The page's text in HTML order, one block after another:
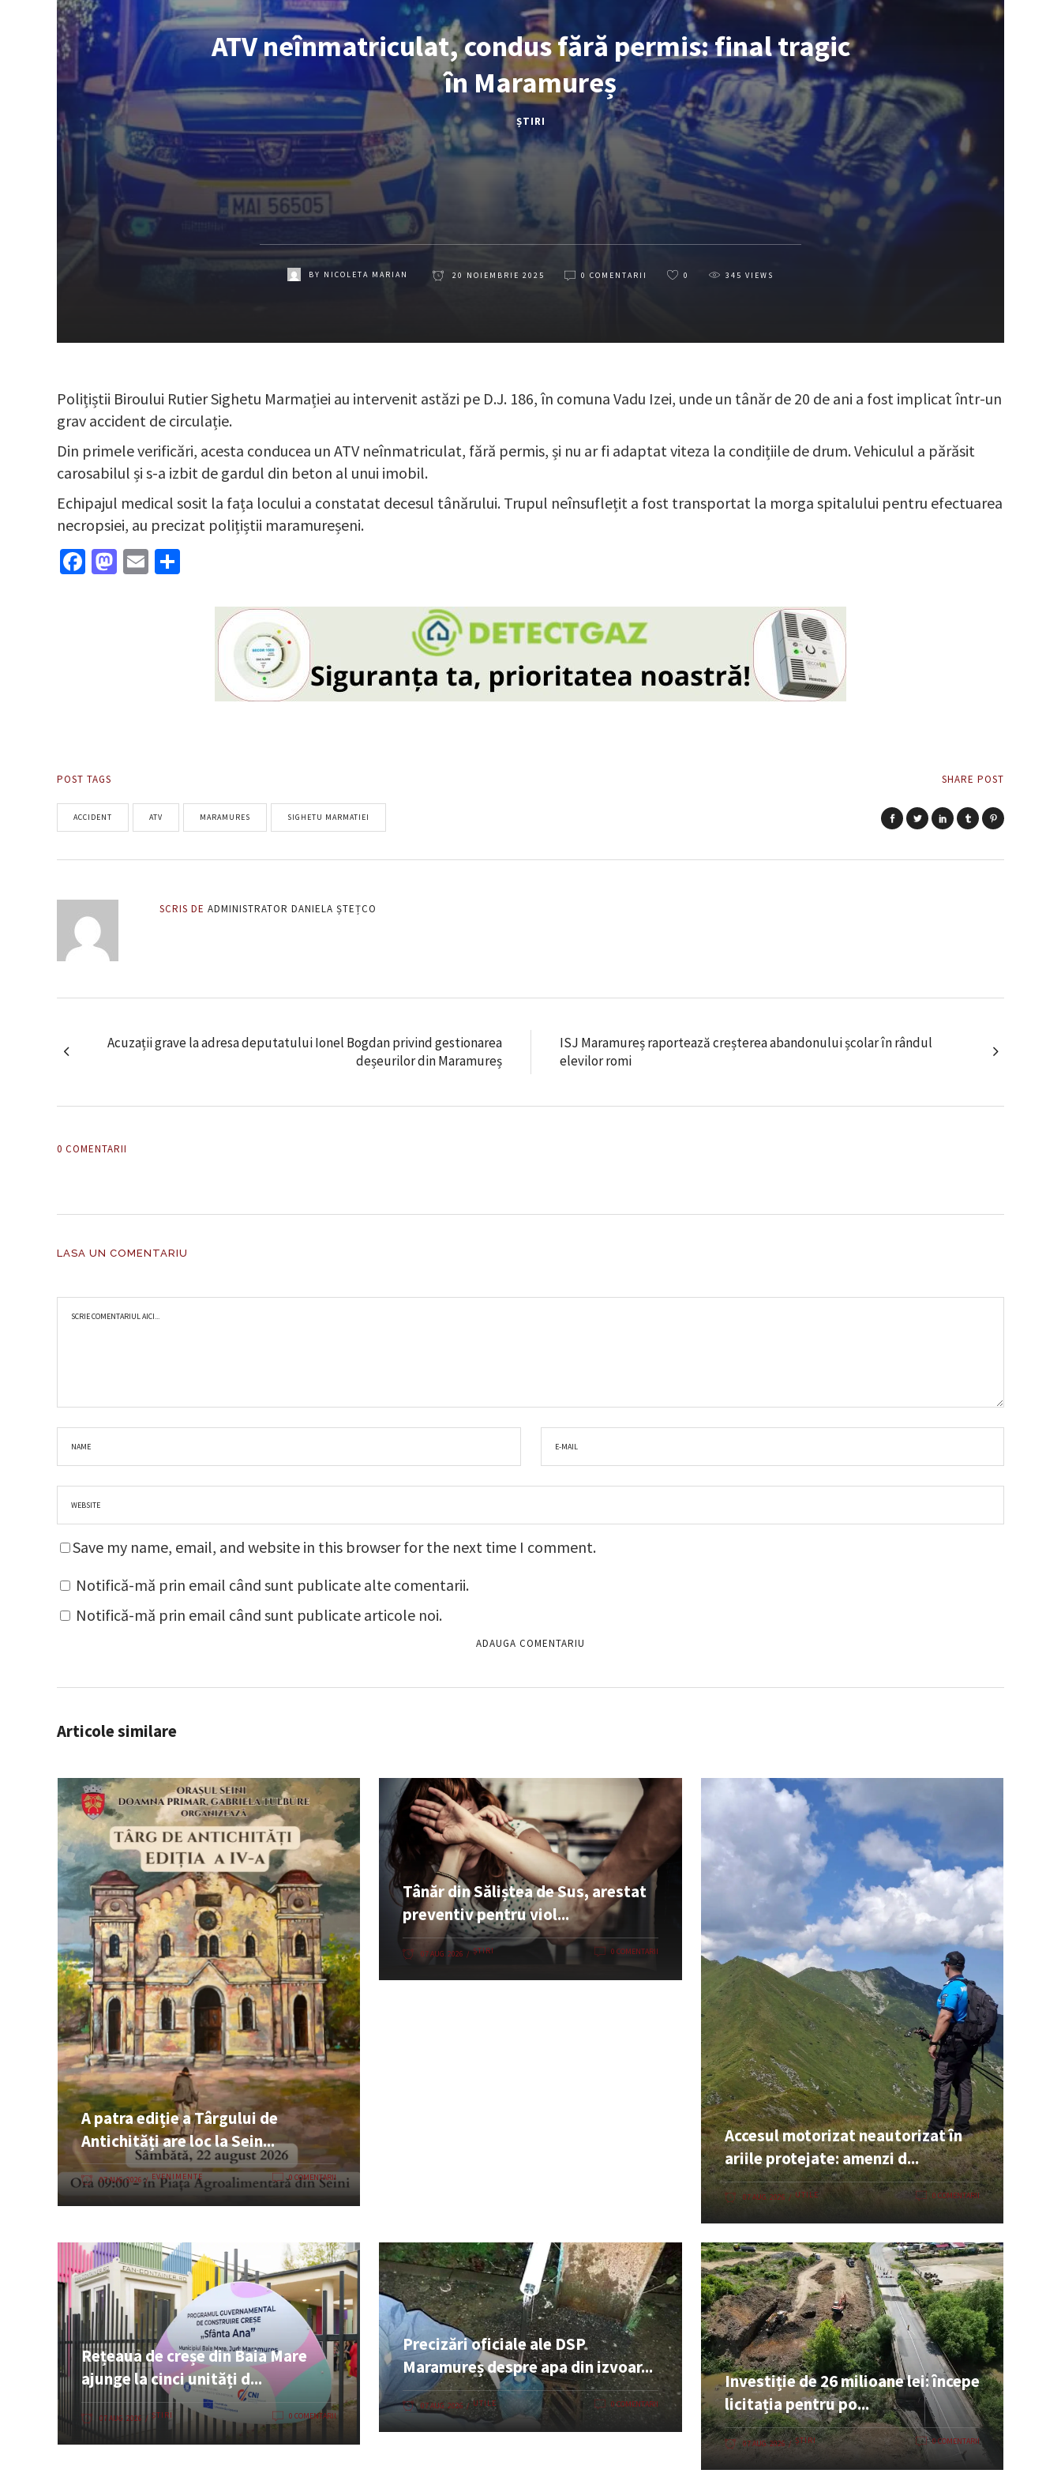
ATV neînmatriculat, condus fără permis: final tragic
în Maramureș
ȘTIRI
BY NICOLETA MARIAN 20 NOIEMBRIE 2025 0 COMENTARII 0 345 VIEWS
Polițiștii Biroului Rutier Sighetu Marmației au intervenit astăzi pe D.J. 186, în comuna Vadu Izei, unde un tânăr de 20 de ani a fost implicat într-un
grav accident de circulație.
Din primele verificări, acesta conducea un ATV neînmatriculat, fără permis, și nu ar fi adaptat viteza la condițiile de drum. Vehiculul a părăsit
carosabilul și s-a izbit de gardul din beton al unui imobil.
Echipajul medical sosit la fața locului a constatat decesul tânărului. Trupul neînsuflețit a fost transportat la morga spitalului pentru efectuarea
necropsiei, au precizat polițiștii maramureșeni.
Facebook
Mastodon
Email
POST TAGS
ACCIDENT ATV MARAMURES SIGHETU MARMATIEI
SHARE POST
SCRIS DE ADMINISTRATOR DANIELA ȘTEȚCO
Acuzații grave la adresa deputatului Ionel Bogdan privind gestionarea
deșeurilor din Maramureș
ISJ Maramureș raportează creșterea abandonului școlar în rândul
elevilor romi
0 COMENTARII
LASA UN COMENTARIU
Save my name, email, and website in this browser for the next time I comment.
Notifică-mă prin email când sunt publicate alte comentarii.
Notifică-mă prin email când sunt publicate articole noi.
Articole similare
A patra ediție a Târgului de
Antichități are loc la Sein...
07 AUG. 2026 EVENIMENTE 0 COMENTARII
Tânăr din Săliștea de Sus, arestat
preventiv pentru viol...
07 AUG. 2026 ȘTIRI 0 COMENTARII
Accesul motorizat neautorizat în
ariile protejate: amenzi d...
07 AUG. 2026 UTILE 0 COMENTARII
Rețeaua de creșe din Baia Mare
ajunge la cinci unități d...
07 AUG. 2026 ȘTIRI 0 COMENTARII
Precizări oficiale ale DSP
Maramureș despre apa din izvoar...
07 AUG. 2026 UTILE 0 COMENTARII
Investiție de 26 milioane lei: începe
licitația pentru po...
07 AUG. 2026 ȘTIRI 0 COMENTARII